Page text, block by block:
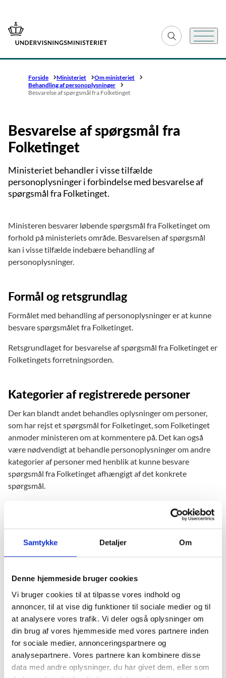
Samtykke Detaljer Om
Denne hjemmeside bruger cookies
Vi bruger cookies til at tilpasse vores indhold og
annoncer, til at vise dig funktioner til sociale medier og til
at analysere vores trafik. Vi deler også oplysninger om
din brug af vores hjemmeside med vores partnere inden
for sociale medier, annonceringspartnere og
analysepartnere. Vores partnere kan kombinere disse
data med andre oplysninger, du har givet dem, eller som
Gå til forsiden Fold søgefelt ud
Menu
Forside Ministeriet
Om ministeriet
Behandling af personoplysninger
Besvarelse af spørgsmål fra Folketinget
Besvarelse af spørgsmål fra
Folketinget
Ministeriet behandler i visse tilfælde
personoplysninger i forbindelse med besvarelse af
spørgsmål fra Folketinget.
Ministeren besvarer løbende spørgsmål fra Folketinget om
forhold på ministeriets område. Besvarelsen af spørgsmål
kan i visse tilfælde indebære behandling af
personoplysninger.
Formål og retsgrundlag
Formålet med behandling af personoplysninger er at kunne
besvare spørgsmålet fra Folketinget.
Retsgrundlaget for besvarelse af spørgsmål fra Folketinget er
Folketingets forretningsorden.
Kategorier af registrerede personer
Der kan blandt andet behandles oplysninger om personer,
som har rejst et spørgsmål for Folketinget, som Folketinget
anmoder ministeren om at kommentere på. Det kan også
være nødvendigt at behandle personoplysninger om andre
kategorier af personer med henblik at kunne besvare
spørgsmål fra Folketinget afhængigt af det konkrete
spørgsmål.
Kategorier af personoplysninger
Ministeriet kan blandt andet behandle kontaktoplysninger
personoplysninger. Der vil ofte være tale om almindelige
følsomme oplysninger.
Videregivelse af personoplysninger
Ministeriet videregiver i visse tilfælde personoplysninger til
Styrelsen for Forskning og Uddannelse eller Styrelsen for